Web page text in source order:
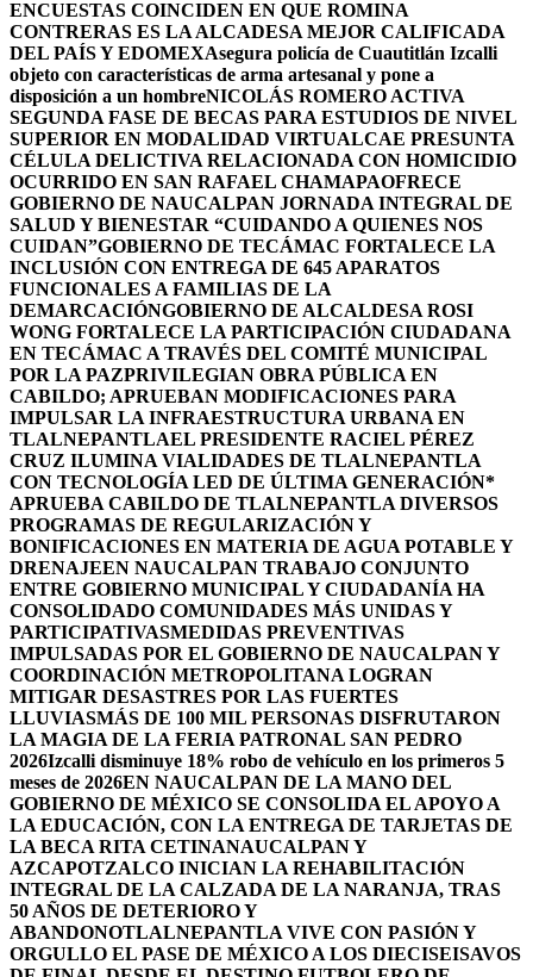
ENCUESTAS COINCIDEN EN QUE ROMINA
CONTRERAS ES LA ALCADESA MEJOR CALIFICADA
DEL PAÍS Y EDOMEXAsegura policía de Cuautitlán Izcalli
objeto con características de arma artesanal y pone a
disposición a un hombreNICOLÁS ROMERO ACTIVA
SEGUNDA FASE DE BECAS PARA ESTUDIOS DE NIVEL
SUPERIOR EN MODALIDAD VIRTUALCAE PRESUNTA
CÉLULA DELICTIVA RELACIONADA CON HOMICIDIO
OCURRIDO EN SAN RAFAEL CHAMAPAOFRECE
GOBIERNO DE NAUCALPAN JORNADA INTEGRAL DE
SALUD Y BIENESTAR “CUIDANDO A QUIENES NOS
CUIDAN”GOBIERNO DE TECÁMAC FORTALECE LA
INCLUSIÓN CON ENTREGA DE 645 APARATOS
FUNCIONALES A FAMILIAS DE LA
DEMARCACIÓNGOBIERNO DE ALCALDESA ROSI
WONG FORTALECE LA PARTICIPACIÓN CIUDADANA
EN TECÁMAC A TRAVÉS DEL COMITÉ MUNICIPAL
POR LA PAZPRIVILEGIAN OBRA PÚBLICA EN
CABILDO; APRUEBAN MODIFICACIONES PARA
IMPULSAR LA INFRAESTRUCTURA URBANA EN
TLALNEPANTLAEL PRESIDENTE RACIEL PÉREZ
CRUZ ILUMINA VIALIDADES DE TLALNEPANTLA
CON TECNOLOGÍA LED DE ÚLTIMA GENERACIÓN*
APRUEBA CABILDO DE TLALNEPANTLA DIVERSOS
PROGRAMAS DE REGULARIZACIÓN Y
BONIFICACIONES EN MATERIA DE AGUA POTABLE Y
DRENAJEEN NAUCALPAN TRABAJO CONJUNTO
ENTRE GOBIERNO MUNICIPAL Y CIUDADANÍA HA
CONSOLIDADO COMUNIDADES MÁS UNIDAS Y
PARTICIPATIVASMEDIDAS PREVENTIVAS
IMPULSADAS POR EL GOBIERNO DE NAUCALPAN Y
COORDINACIÓN METROPOLITANA LOGRAN
MITIGAR DESASTRES POR LAS FUERTES
LLUVIASMÁS DE 100 MIL PERSONAS DISFRUTARON
LA MAGIA DE LA FERIA PATRONAL SAN PEDRO
2026Izcalli disminuye 18% robo de vehículo en los primeros 5
meses de 2026EN NAUCALPAN DE LA MANO DEL
GOBIERNO DE MÉXICO SE CONSOLIDA EL APOYO A
LA EDUCACIÓN, CON LA ENTREGA DE TARJETAS DE
LA BECA RITA CETINANAUCALPAN Y
AZCAPOTZALCO INICIAN LA REHABILITACIÓN
INTEGRAL DE LA CALZADA DE LA NARANJA, TRAS
50 AÑOS DE DETERIORO Y
ABANDONOTLALNEPANTLA VIVE CON PASIÓN Y
ORGULLO EL PASE DE MÉXICO A LOS DIECISEISAVOS